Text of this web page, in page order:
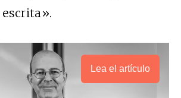
Lea el artículo